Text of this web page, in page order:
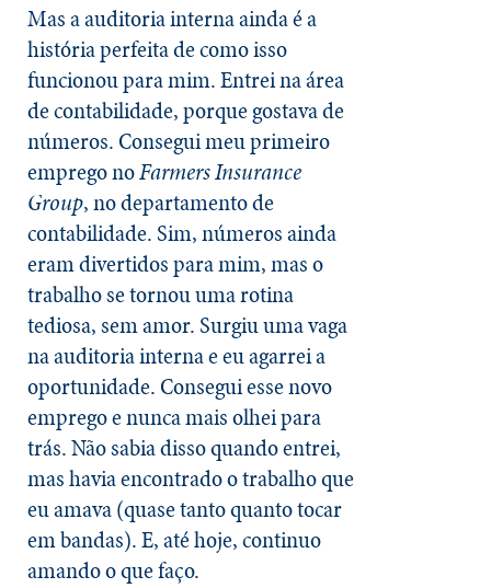
Mas a auditoria interna ainda é a
história perfeita de como isso
funcionou para mim. Entrei na área
de contabilidade, porque gostava de
números. Consegui meu primeiro
emprego noFarmers Insurance
Group, no departamento de
contabilidade. Sim, números ainda
eram divertidos para mim, mas o
trabalho se tornou uma rotina
tediosa, sem amor. Surgiu uma vaga
na auditoria interna e eu agarrei a
oportunidade. Consegui esse novo
emprego e nunca mais olhei para
trás. Não sabia disso quando entrei,
mas havia encontrado o trabalho que
eu amava (quase tanto quanto tocar
em bandas). E, até hoje, continuo
amando o que faço.